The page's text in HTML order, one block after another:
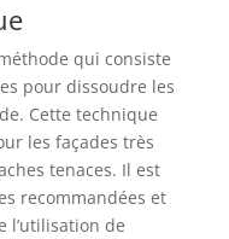
qui consiste
pour dissoudre les
Cette technique
les façades très
tenaces. Il est
recommandées et
l’utilisation de